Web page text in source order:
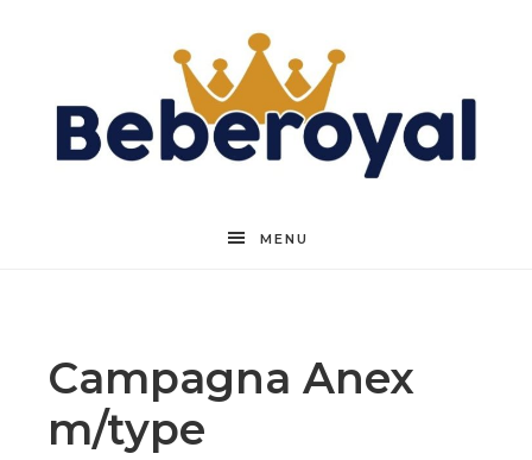
Beberoyal
MENU
Campagna Anex
m/type